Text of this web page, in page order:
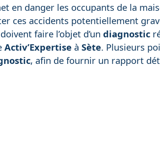
en danger les occupants de la
ces accidents potentiellement
faire l’objet d’un diagnostic
Activ’Expertise à Sète. Plusieurs
, afin de fournir un rapport